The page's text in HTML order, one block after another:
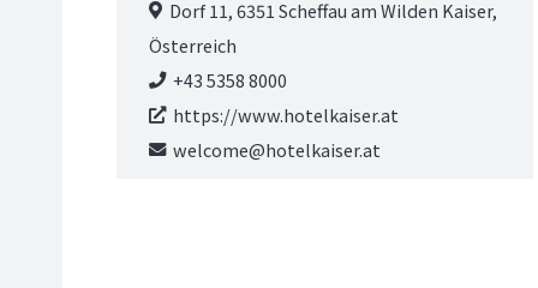
Dorf 11, 6351 Scheffau am Wilden Kaiser,
Österreich
+43 5358 8000
https://www.hotelkaiser.at
welcome@hotelkaiser.at